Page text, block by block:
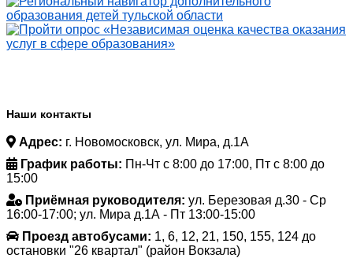
Наши контакты
Адрес: г. Новомосковск, ул. Мира, д.1А
График работы: Пн-Чт с 8:00 до 17:00, Пт с 8:00 до
15:00
Приёмная руководителя: ул. Березовая д.30 - Ср
16:00-17:00; ул. Мира д.1А - Пт 13:00-15:00
Проезд автобусами: 1, 6, 12, 21, 150, 155, 124 до
остановки "26 квартал" (район Вокзала)